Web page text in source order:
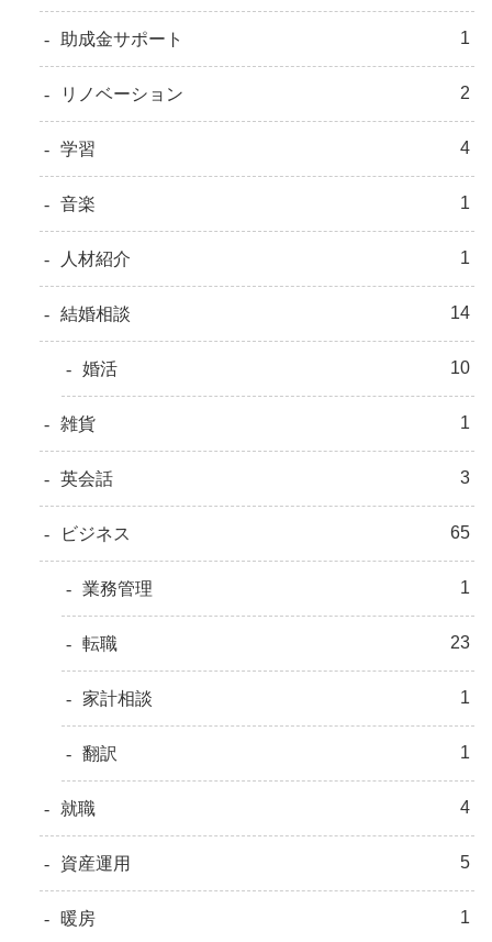
助成金サポート 1
リノベーション 2
学習 4
音楽 1
人材紹介 1
結婚相談 14
婚活 10
雑貨 1
英会話 3
ビジネス 65
業務管理 1
転職 23
家計相談 1
翻訳 1
就職 4
資産運用 5
暖房 1